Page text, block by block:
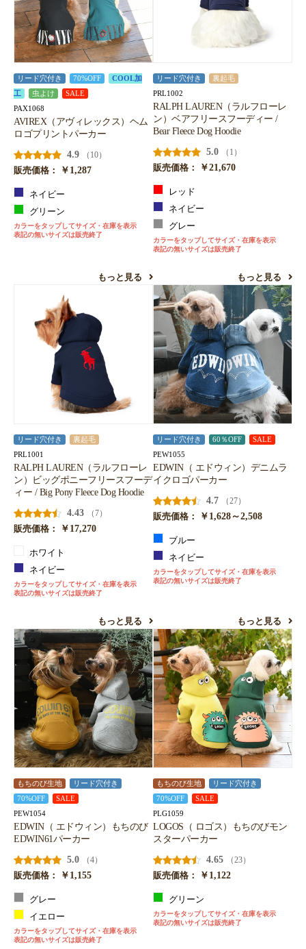
リード穴付き 70%OFF
COOL加
工
虫よけ SALE
PAX1068
AVIREX（アヴィレックス）ヘム
ロゴプリントパーカー
4.9
（10）
販売価格：
￥1,287
ネイビー
グリーン
カラーをタップしてサイズ・在庫を表示
表記の無いサイズは販売終了
もっと見る
リード穴付き 裏起毛
PRL1002
RALPH LAUREN（ラルフローレ
ン）ベアフリースフーディー /
Bear Fleece Dog Hoodie
5.0
（1）
販売価格：
￥21,670
レッド
ネイビー
グレー
カラーをタップしてサイズ・在庫を表示
表記の無いサイズは販売終了
もっと見る
リード穴付き 裏起毛
PRL1001
RALPH LAUREN（ラルフローレ
ン）ビッグポニーフリースフーデ
ィー / Big Pony Fleece Dog Hoodie
4.43
（7）
販売価格：
￥17,270
ホワイト
ネイビー
カラーをタップしてサイズ・在庫を表示
表記の無いサイズは販売終了
もっと見る
リード穴付き 60％OFF SALE
PEW1055
EDWIN（ エドウィン）デニムラ
イクロゴパーカー
4.7
（27）
販売価格：
￥1,628～2,508
ブルー
ネイビー
カラーをタップしてサイズ・在庫を表示
表記の無いサイズは販売終了
もっと見る
もちのび生地
リード穴付き
70%OFF
SALE
PEW1054
EDWIN（ エドウィン）もちのび
EDWIN61パーカー
5.0
（4）
販売価格：
￥1,155
グレー
イエロー
カラーをタップしてサイズ・在庫を表示
表記の無いサイズは販売終了
もちのび生地
リード穴付き
70%OFF
SALE
PLG1059
LOGOS（ ロゴス）もちのびモン
スターパーカー
4.65
（23）
販売価格：
￥1,122
グリーン
カラーをタップしてサイズ・在庫を表示
表記の無いサイズは販売終了